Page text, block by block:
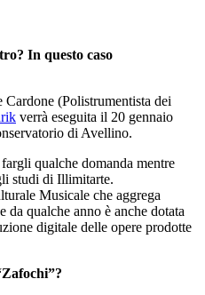
In questo caso
Cardone (Polistrumentista dei
verrà eseguita il 20 gennaio
di Avellino.
qualche domanda mentre
studi di Illimitarte.
Musicale che aggrega
qualche anno è anche dotata
digitale delle opere prodotte